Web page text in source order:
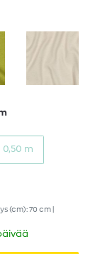
m
(cm): 70 cm |